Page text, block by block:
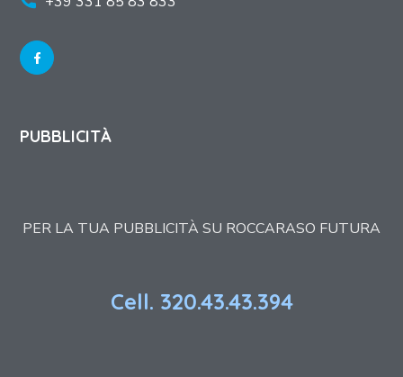
PUBBLICITÀ
PER LA TUA PUBBLICITÀ SU ROCCARASO FUTURA
Cell. 320.43.43.394